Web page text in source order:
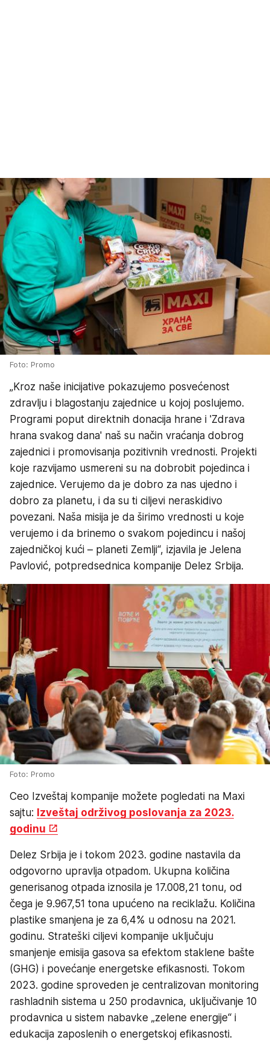
Foto: Promo
„Kroz naše inicijative pokazujemo posvećenost
zdravlju i blagostanju zajednice u kojoj poslujemo.
Programi poput direktnih donacija hrane i 'Zdrava
hrana svakog dana' naš su način vraćanja dobrog
zajednici i promovisanja pozitivnih vrednosti. Projekti
koje razvijamo usmereni su na dobrobit pojedinca i
zajednice. Verujemo da je dobro za nas ujedno i
dobro za planetu, i da su ti ciljevi neraskidivo
povezani. Naša misija je da širimo vrednosti u koje
verujemo i da brinemo o svakom pojedincu i našoj
zajedničkoj kući – planeti Zemlji“, izjavila je Jelena
Pavlović, potpredsednica kompanije Delez Srbija.
Foto: Promo
Ceo Izveštaj kompanije možete pogledati na Maxi
sajtu: Izveštaj održivog poslovanja za 2023.
godinu
Delez Srbija je i tokom 2023. godine nastavila da
odgovorno upravlja otpadom. Ukupna količina
generisanog otpada iznosila je 17.008,21 tonu, od
čega je 9.967,51 tona upućeno na reciklažu. Količina
plastike smanjena je za 6,4% u odnosu na 2021.
godinu. Strateški ciljevi kompanije uključuju
smanjenje emisija gasova sa efektom staklene bašte
(GHG) i povećanje energetske efikasnosti. Tokom
2023. godine sproveden je centralizovan monitoring
rashladnih sistema u 250 prodavnica, uključivanje 10
prodavnica u sistem nabavke „zelene energije“ i
edukacija zaposlenih o energetskoj efikasnosti.